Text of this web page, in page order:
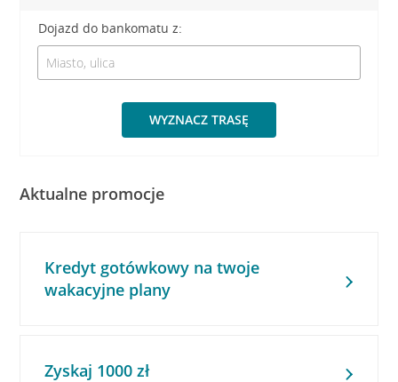
Dojazd do bankomatu z:
WYZNACZ TRASĘ
Aktualne promocje
Kredyt gotówkowy na twoje
wakacyjne plany
Zyskaj 1000 zł